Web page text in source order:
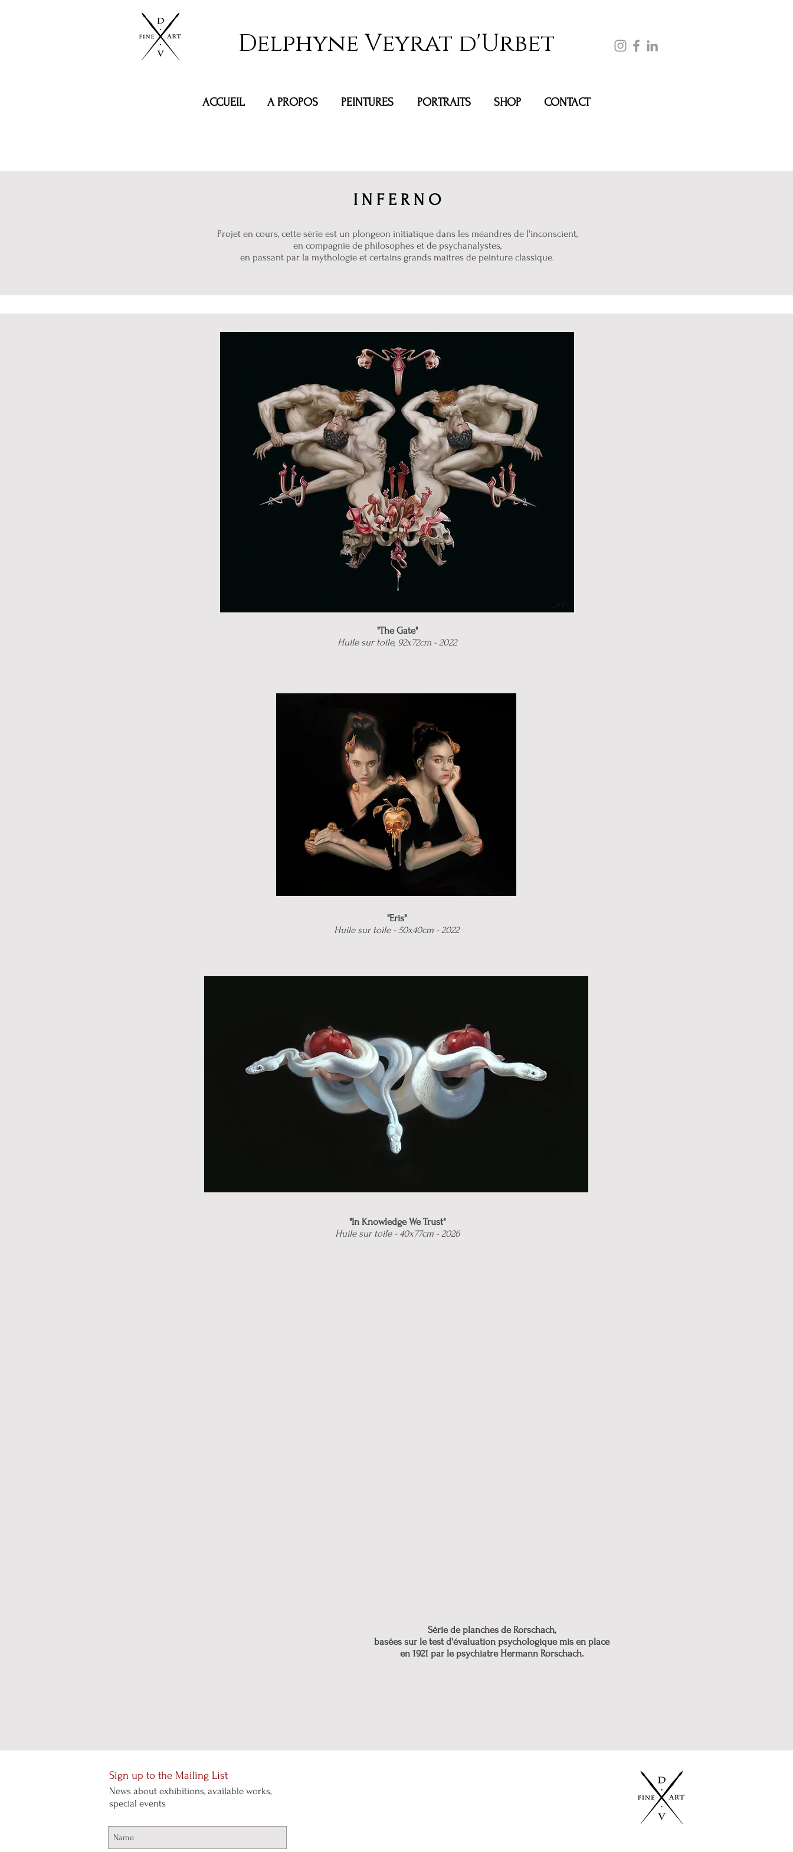
Delphyne Veyrat d'Urbet
ACCUEIL A PROPOS PEINTURES PORTRAITS SHOP CONTACT
I N F E R N O
Projet en cours, cette série est un plongeon initiatique dans les méandres de l'inconscient,
en compagnie de philosophes et de psychanalystes,
en passant par la mythologie et certains grands maîtres de peinture classique.
"The Gate"
Huile sur toile, 92x72cm - 2022
"Eris"
Huile sur toile - 50x40cm - 2022
"In Knowledge We Trust"
Huile sur toile - 40x77cm - 2026
Série de planches de Rorschach,
basées sur le test d'évaluation psychologique mis en place
en 1921 par le psychiatre Hermann Rorschach.
Sign up to the Mailing List
News about exhibitions, available works,
special events